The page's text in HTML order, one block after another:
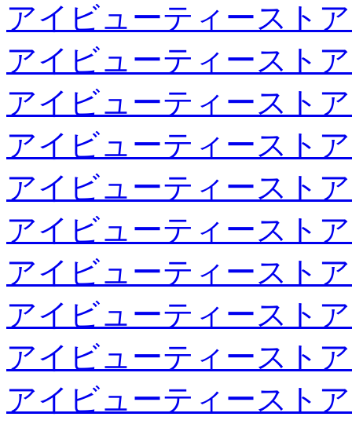
アイビューティースト
アイビューティースト
アイビューティースト
アイビューティースト
アイビューティースト
アイビューティースト
アイビューティースト
アイビューティースト
アイビューティースト
アイビューティースト